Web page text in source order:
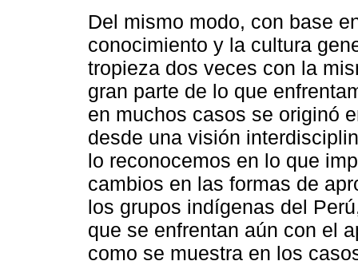
Del mismo modo, con base
conocimiento y la cultura
tropieza dos veces con la
gran parte de lo que
en muchos casos se originó
desde una visión
lo reconocemos en lo que
cambios en las formas de
los grupos indígenas del
que se enfrentan aún con el
como se muestra en los